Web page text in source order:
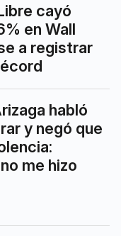
cayó
en Wall
a registrar
habló
y negó que
me hizo